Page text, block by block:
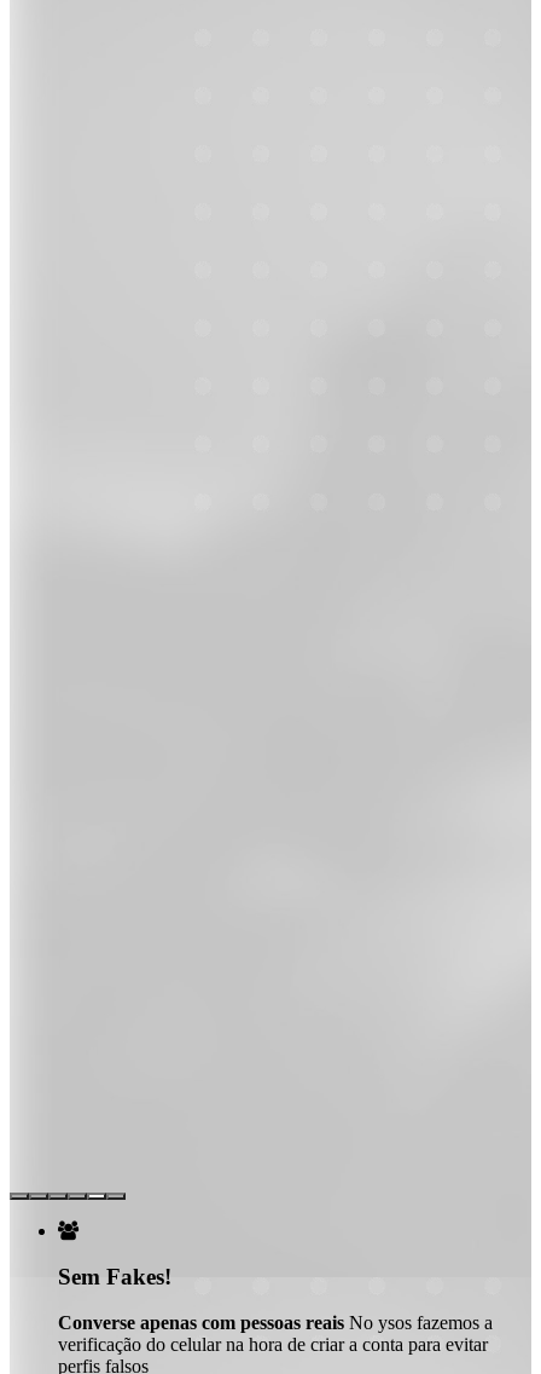

Sem Fakes!
Converse apenas com pessoas reais No ysos fazemos a
verificação do celular na hora de criar a conta para evitar
perfis falsos